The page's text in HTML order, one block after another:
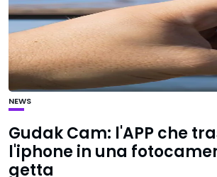
NEWS
Gudak Cam: l'APP che
l'iphone in una
getta